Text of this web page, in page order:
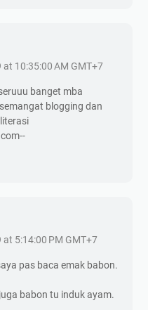
10:35:00 AM GMT+7
banget mba
blogging dan
5:14:00 PM GMT+7
pas baca emak babon.
babon tu induk ayam.